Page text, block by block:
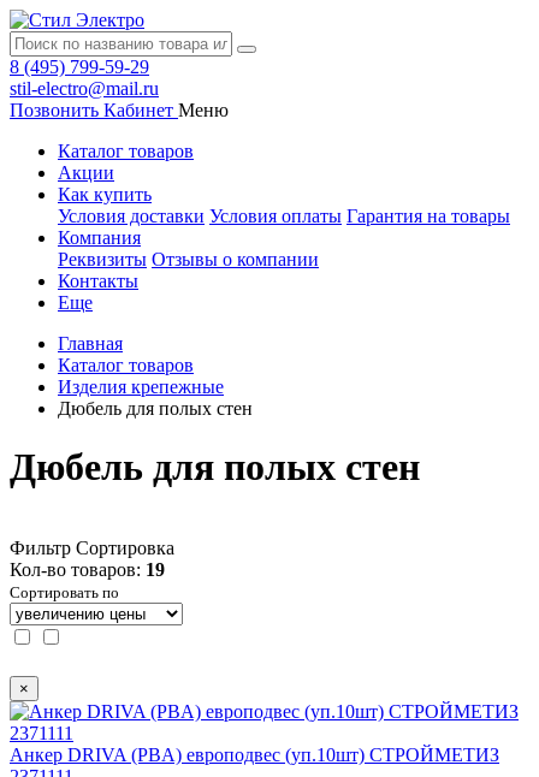
8 (495) 799-59-29
stil-electro@mail.ru
Позвонить Кабинет Меню
Каталог товаров
Акции
Как купить
Условия доставки Условия оплаты Гарантия на товары
Компания
Реквизиты Отзывы о компании
Контакты
Еще
Главная
Каталог товаров
Изделия крепежные
Дюбель для полых стен
Дюбель для полых стен
Фильтр Сортировка
Кол-во товаров: 19
Сортировать по
×
Анкер DRIVA (PBA) европодвес (уп.10шт) СТРОЙМЕТИЗ